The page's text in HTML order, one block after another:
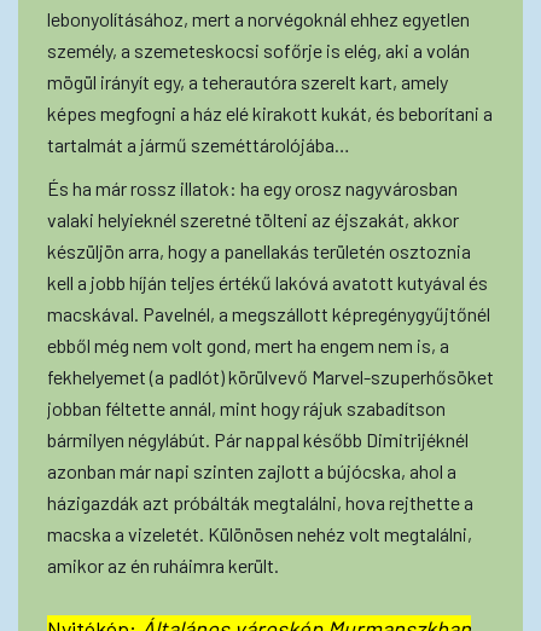
lebonyolításához, mert a norvégoknál ehhez egyetlen
személy, a szemeteskocsi sofőrje is elég, aki a volán
mögül irányít egy, a teherautóra szerelt kart, amely
képes megfogni a ház elé kirakott kukát, és beborítani a
tartalmát a jármű szeméttárolójába…
És ha már rossz illatok: ha egy orosz nagyvárosban
valaki helyieknél szeretné tölteni az éjszakát, akkor
készüljön arra, hogy a panellakás területén osztoznia
kell a jobb híján teljes értékű lakóvá avatott kutyával és
macskával. Pavelnél, a megszállott képregénygyűjtőnél
ebből még nem volt gond, mert ha engem nem is, a
fekhelyemet (a padlót) körülvevő Marvel-szuperhősöket
jobban féltette annál, mint hogy rájuk szabadítson
bármilyen négylábút. Pár nappal később Dimitrijéknél
azonban már napi szinten zajlott a bújócska, ahol a
házigazdák azt próbálták megtalálni, hova rejthette a
macska a vizeletét. Különösen nehéz volt megtalálni,
amikor az én ruháimra került.